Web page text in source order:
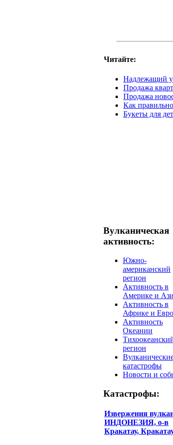
Читайте:
Надлежащий
Продажа
Продажа
Как
Букеты для
Вулканическая
активность:
Южно-
американский
регион
Активность в
Америке и
Активность в
Африке и
Активность
Океании
регион
катастрофы
Новости и
Катастрофы:
Извержения
ИНДОНЕЗИЯ, о-в
Кракатау,